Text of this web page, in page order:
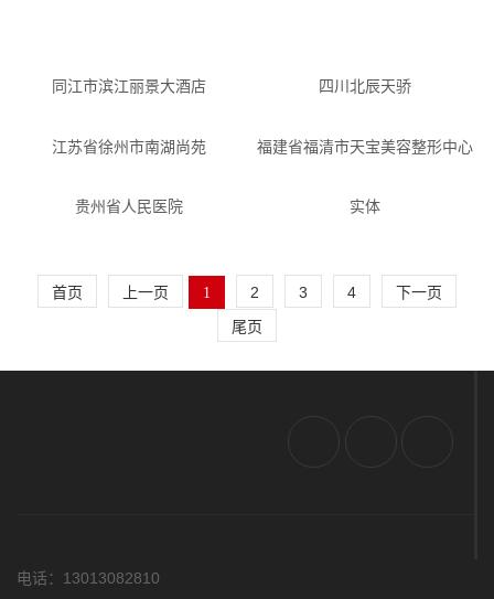
同江市滨江丽景大酒店 四川北辰天骄
江苏省徐州市南湖尚苑 福建省福清市天宝美容整形中心
贵州省人民医院 实体
首页 上一页 1 2 3 4
下一页
尾页
电话：13013082810